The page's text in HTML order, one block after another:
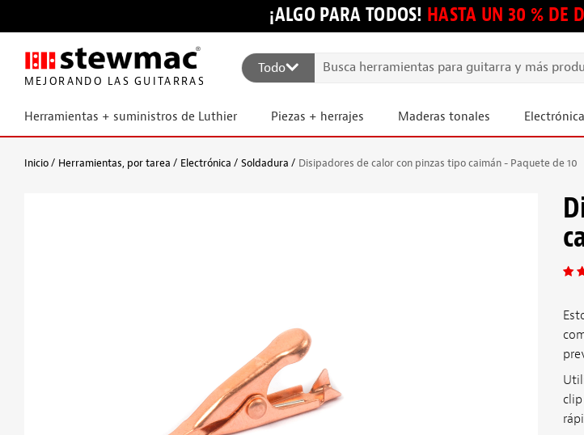
¡ALGO PARA TODOS! HASTA UN 30 % DE
MEJORANDO LAS GUITARRAS
Todo
Herramientas + suministros de Luthier Piezas + herrajes Maderas tonales Electrónica
Inicio Herramientas, por tarea Electrónica Soldadura Disipadores de calor con pinzas tipo caimán - Paquete de 10